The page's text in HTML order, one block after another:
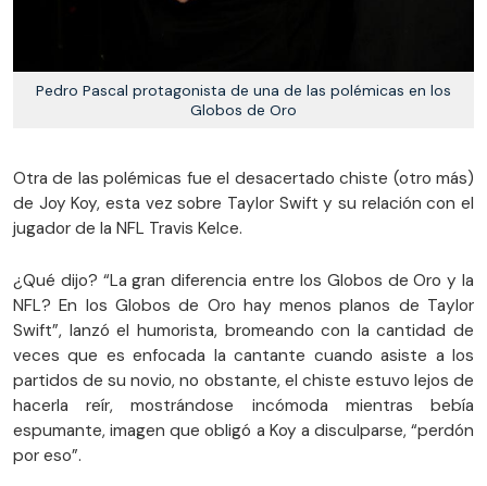
Pedro Pascal protagonista de una de las polémicas en los
Globos de Oro
Otra de las polémicas fue el desacertado chiste (otro más)
de Joy Koy, esta vez sobre Taylor Swift y su relación con el
jugador de la NFL Travis Kelce.
¿Qué dijo? “La gran diferencia entre los Globos de Oro y la
NFL? En los Globos de Oro hay menos planos de Taylor
Swift”, lanzó el humorista, bromeando con la cantidad de
veces que es enfocada la cantante cuando asiste a los
partidos de su novio, no obstante, el chiste estuvo lejos de
hacerla reír, mostrándose incómoda mientras bebía
espumante, imagen que obligó a Koy a disculparse, “perdón
por eso”.